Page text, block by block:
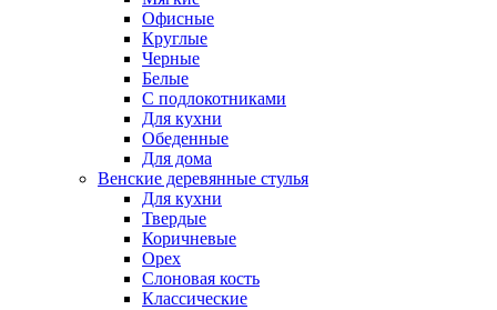
Офисные
Круглые
Черные
Белые
С подлокотниками
Для кухни
Обеденные
Для дома
Венские деревянные стулья
Для кухни
Твердые
Коричневые
Орех
Слоновая кость
Классические